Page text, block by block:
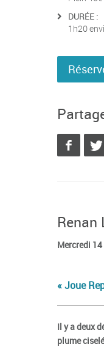
DURÉE :
1h20
Renan
Mercredi
« Joue
Il y a deux
plume